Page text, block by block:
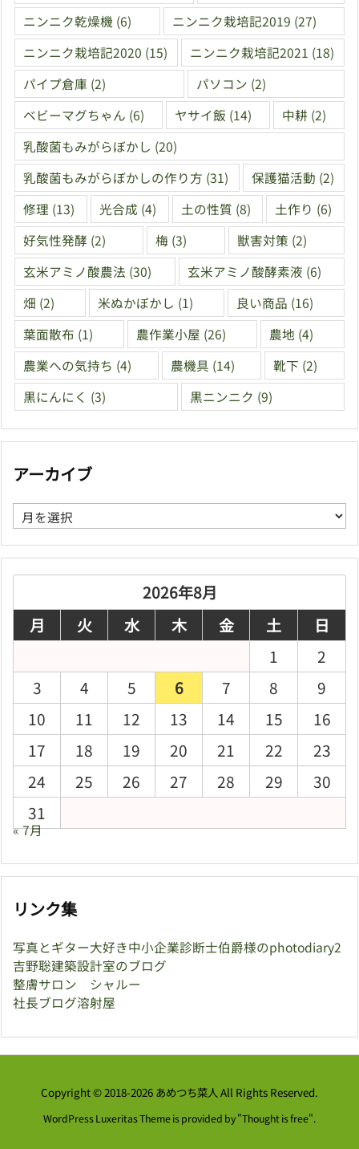
ニンニク乾燥機 (6) ニンニク栽培記2019 (27)
ニンニク栽培記2020 (15) ニンニク栽培記2021 (18)
パイプ倉庫 (2) パソコン (2)
ベビーマグちゃん (6) ヤサイ飯 (14) 中耕 (2)
乳酸菌もみがらぼかし (20)
乳酸菌もみがらぼかしの作り方 (31) 保護猫活動 (2)
修理 (13) 光合成 (4) 土の性質 (8) 土作り (6)
好気性発酵 (2) 梅 (3) 獣害対策 (2)
玄米アミノ酸農法 (30) 玄米アミノ酸酵素液 (6)
畑 (2) 米ぬかぼかし (1) 良い商品 (16)
葉面散布 (1) 農作業小屋 (26) 農地 (4)
農業への気持ち (4) 農機具 (14) 靴下 (2)
黒にんにく (3) 黒ニンニク (9)
アーカイブ
ア
ー
カ
2026年8月
月
火 水 木 金 土
日
1
2
3
4 5 6 7 8
9
10
11 12 13 14 15
16
17
18 19 20 21 22
23
24
25 26 27 28 29
30
31
« 7月
リンク集
写真とギター大好き中小企業診断士伯爵様のphotodiary2
吉野聡建築設計室のブログ
整膚サロン シャルー
社長ブログ溶射屋
Copyright ©2018-2026 あめつち菜人 All Rights Reserved.
WordPress Luxeritas Theme is provided by "Thought is free".